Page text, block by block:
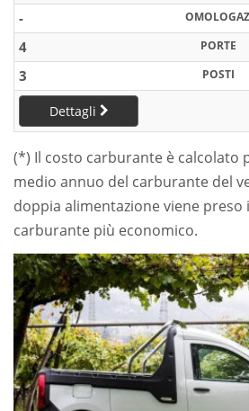
-
4 PORTE
3 POSTI
Dettagli
(*) Il costo carburante è calcolato
medio annuo del carburante del
doppia alimentazione viene preso
carburante più economico.